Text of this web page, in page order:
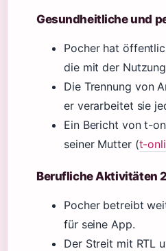
Gesundheitliche und
Pocher hat
die mit der
Die Trennung von
er verarbeitet sie
Ein Bericht von t-
seiner Mutter (t-
Berufliche Aktivitäten
Pocher betreibt
für seine App.
Der Streit mit RTL